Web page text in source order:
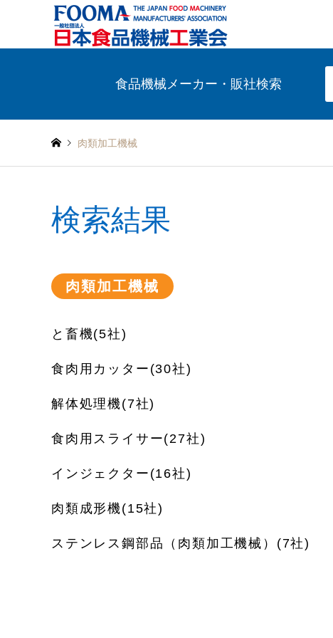
食品機械メーカー・販社検索
肉類加工機械
検索結果
肉類加工機械
と畜機(5社)
食肉用カッター(30社)
解体処理機(7社)
食肉用スライサー(27社)
インジェクター(16社)
肉類成形機(15社)
ステンレス鋼部品（肉類加工機械）(7社)